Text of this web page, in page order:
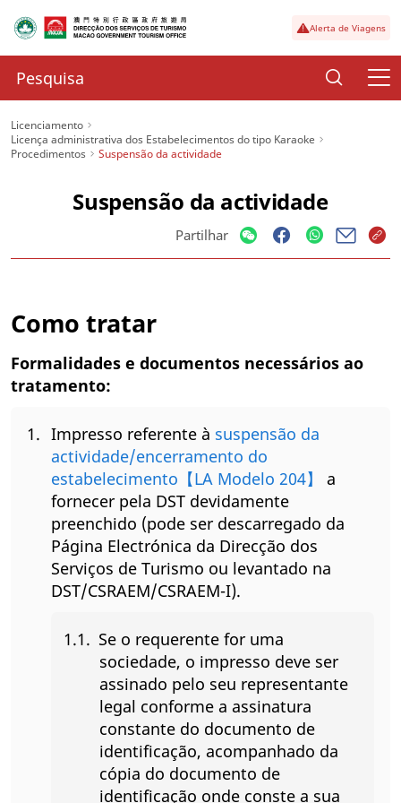
Alerta de Viagens
Licenciamento
Licença administrativa dos Estabelecimentos do tipo Karaoke
Procedimentos
Suspensão da actividade
Suspensão da actividade
Partilhar
Como tratar
Formalidades e documentos necessários ao
tratamento:
Impresso referente à suspensão da
actividade/encerramento do
estabelecimento【LA Modelo 204】
a
fornecer pela DST devidamente
preenchido (pode ser descarregado da
Página Electrónica da Direcção dos
Serviços de Turismo ou levantado na
DST/CSRAEM/CSRAEM-I).
Se o requerente for uma
sociedade, o impresso deve ser
assinado pelo seu representante
legal conforme a assinatura
constante do documento de
identificação, acompanhado da
cópia do documento de
identificação onde conste a sua